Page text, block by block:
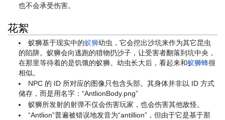
也不会承受伤害。
花絮
蚁狮基于现实中的蚁狮幼虫，它会挖出沙坑来作为其它昆虫
的陷阱。蚁狮会向逃跑的猎物扔沙子，让受害者翻落到坑中央，
在那里等待着的是饥饿的蚁狮。幼虫长大后，看起来和蚁狮蜂很
相似。
NPC 的 ID 所对应的图像只包含头部。其身体并非以 ID 方式
储存，而是用名字：“AntlionBody.png”
蚁狮所发射的射弹不仅会伤害玩家，也会伤害其他敌怪。
“Antlion”普遍被错误地发音为“antillion”，但由于它是基于那